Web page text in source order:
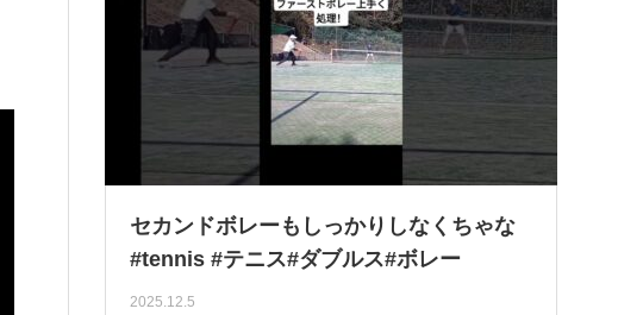
セカンドボレーもしっかりしなくちゃな
#tennis #テニス#ダブルス#ボレー
2025.12.5